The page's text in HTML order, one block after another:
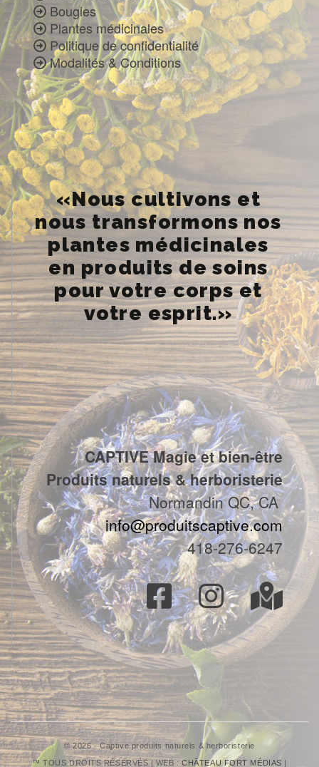
Bougies
Plantes médicinales
Politique de confidentialité
Modalités & Conditions
«Nous cultivons et
nous transformons nos
plantes médicinales
en produits de soins
pour votre corps et
votre esprit.»
CAPTIVE Magie et bien-être
Produits naturels & herboristerie
Normandin QC, CA
info@produitscaptive.com
418-276-6247
© 2026 - Captive produits naturels & herboristerie
™ TOUS DROITS RÉSERVÉS | WEB :CHÂTEAU FORT MÉDIAS |